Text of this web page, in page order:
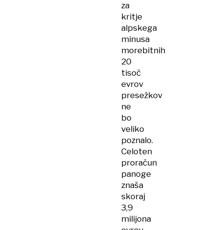
za
kritje
alpskega
minusa
morebitnih
20
tisoč
evrov
presežkov
ne
bo
veliko
poznalo.
Celoten
proračun
panoge
znaša
skoraj
3,9
milijona